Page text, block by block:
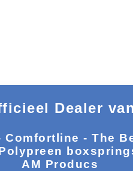
Dealer
Comfortline - The
AM Producs